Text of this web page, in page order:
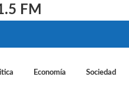
FM
Economía Sociedad